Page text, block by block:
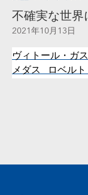
不確実な世
2021年10月13日
ヴィトール・ガ
メダス ロベル